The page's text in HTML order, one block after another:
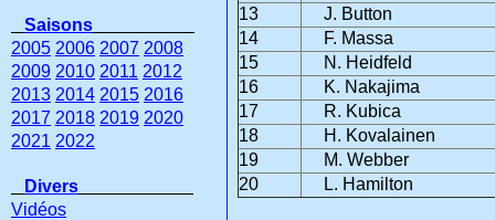
13
J. Button
14
F. Massa
15
N. Heidfeld
16
K. Nakajima
17
R. Kubica
18
H. Kovalainen
19
M. Webber
20
L. Hamilton
Saisons
2005 2006 2007 2008
2009 2010 2011 2012
2013 2014 2015 2016
2017 2018 2019 2020
2021 2022
Divers
Vidéos